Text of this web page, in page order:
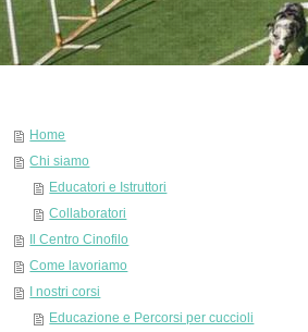
Home
Chi siamo
Educatori e Istruttori
Collaboratori
Il Centro Cinofilo
Come lavoriamo
I nostri corsi
Educazione e Percorsi per cuccioli